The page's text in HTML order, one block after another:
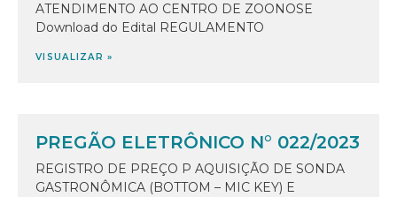
ATENDIMENTO AO CENTRO DE ZOONOSE
Download do Edital REGULAMENTO
VISUALIZAR »
PREGÃO ELETRÔNICO N° 022/2023
REGISTRO DE PREÇO P AQUISIÇÃO DE SONDA
GASTRONÔMICA (BOTTOM – MIC KEY) E